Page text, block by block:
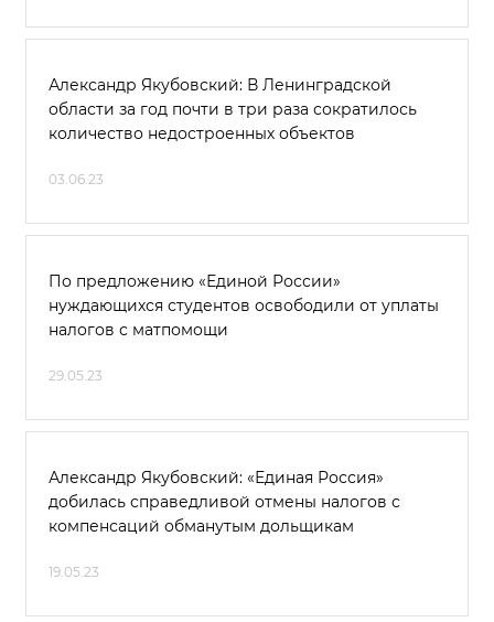
Александр Якубовский: В Ленинградской
области за год почти в три раза сократилось
количество недостроенных объектов
03.06.23
По предложению «Единой России»
нуждающихся студентов освободили от уплаты
налогов с матпомощи
29.05.23
Александр Якубовский: «Единая Россия»
добилась справедливой отмены налогов с
компенсаций обманутым дольщикам
19.05.23